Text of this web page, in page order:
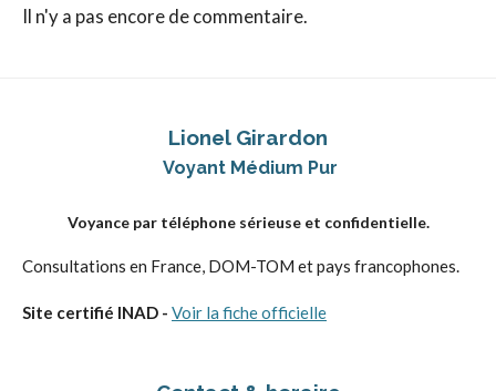
Il n'y a pas encore de commentaire.
Lionel Girardon
Voyant Médium Pur
Voyance par téléphone sérieuse et confidentielle.
Consultations en France, DOM-TOM et pays francophones.
Site certifié INAD - Voir la fiche officielle